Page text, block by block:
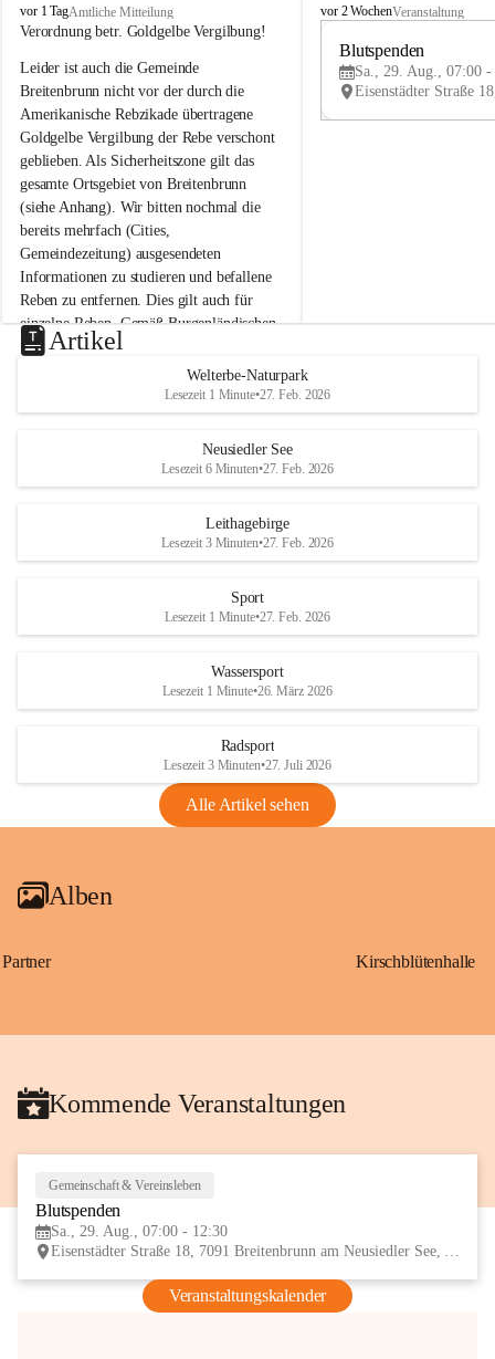
B
r
i
t
e
n
b
r
u
n
n
a
m
N
e
u
s
d
S
vor 1 TagAmtliche Mitteilung
Verordnung betr. Goldgelbe Vergilbung!
Leider ist auch die Gemeinde
Breitenbrunn nicht vor der durch die
Amerikanische Rebzikade übertragene
Goldgelbe Vergilbung der Rebe verschont
geblieben. Als Sicherheitszone gilt das
gesamte Ortsgebiet von Breitenbrunn
(siehe Anhang). Wir bitten nochmal die
bereits mehrfach (Cities,
Gemeindezeitung) ausgesendeten
Informationen zu studieren und befallene
Reben zu entfernen. Dies gilt auch für
einzelne Reben. Gemäß Burgenländischen
Weinbaugesetz sind nicht gepflegte oder
unzulässige Weingärten zu roden! Bitte
helfen wir zusammen um unsere Winzer
vor den prognostizierten Ernteausfällen
und den daraus folgenden wirtschaftlichen
Maßnahmen zur Bekämpfung
Rebe und der Amerikanischen
Anhang VBl. EU Nr. 18
1 Seite•1,4 MB
VBl. EU Nr. 18_2026
B
e
u
e
d
r
S
vor 2 WochenVeranstaltung
Blutspenden
Sa., 29. Aug., 07:00 -
Artikel
Welterbe-Naturpark
Lesezeit 1 Minute•27. Feb. 2026
Neusiedler See
Lesezeit 6 Minuten•27. Feb. 2026
Leithagebirge
Lesezeit 3 Minuten•27. Feb. 2026
Sport
Lesezeit 1 Minute•27. Feb. 2026
Wassersport
Lesezeit 1 Minute•26. März 2026
Radsport
Lesezeit 3 Minuten•27. Juli 2026
Alle Artikel sehen
Alben
Partner Kirschblütenhalle
Kommende Veranstaltungen
Gemeinschaft & Vereinsleben
Blutspenden
Sa., 29. Aug., 07:00 - 12:30
Eisenstädter Straße 18, 7091 Breitenbrunn am Neusiedler See, AUT
Veranstaltungskalender